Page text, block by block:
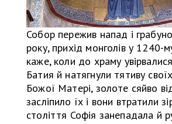
Собор пережив напад і
року, прихід монголів у 1240-
каже, коли до храму
Батия й натягнули тятиву
Божої Матері, золоте сяйво
засліпило їх і вони втратили
століття Софія занепадала й